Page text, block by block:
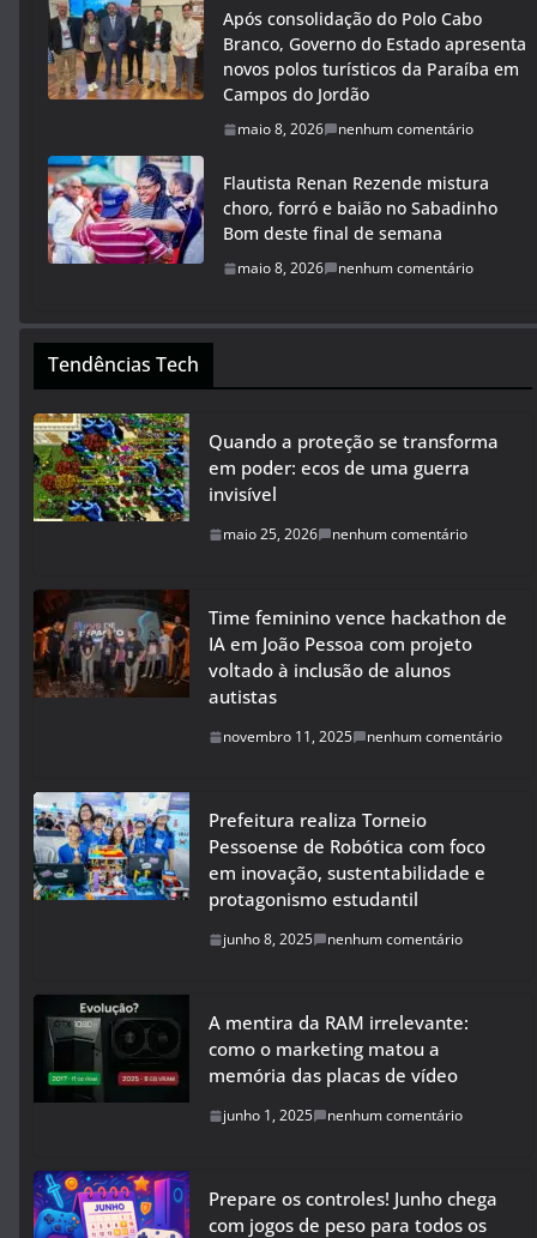
Após consolidação do Polo Cabo
Branco, Governo do Estado apresenta
novos polos turísticos da Paraíba em
Campos do Jordão
maio 8, 2026 nenhum comentário
Flautista Renan Rezende mistura
choro, forró e baião no Sabadinho
Bom deste final de semana
maio 8, 2026 nenhum comentário
Tendências Tech
Quando a proteção se transforma
em poder: ecos de uma guerra
invisível
maio 25, 2026 nenhum comentário
Time feminino vence hackathon de
IA em João Pessoa com projeto
voltado à inclusão de alunos
autistas
novembro 11, 2025 nenhum comentário
Prefeitura realiza Torneio
Pessoense de Robótica com foco
em inovação, sustentabilidade e
protagonismo estudantil
junho 8, 2025 nenhum comentário
A mentira da RAM irrelevante:
como o marketing matou a
memória das placas de vídeo
junho 1, 2025 nenhum comentário
Prepare os controles! Junho chega
com jogos de peso para todos os